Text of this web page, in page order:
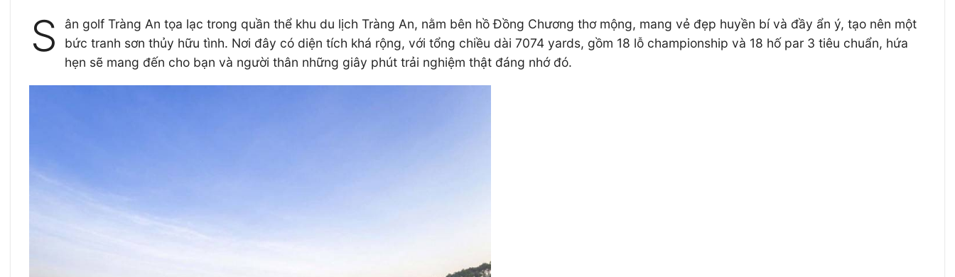
S
ân golf Tràng An tọa lạc trong quần thể khu du lịch Tràng An, nằm bên hồ Đồng Chương thơ mộng, mang vẻ đẹp huyền bí và đầy ẩn ý, tạo nên một
bức tranh sơn thủy hữu tình. Nơi đây có diện tích khá rộng, với tổng chiều dài 7074 yards, gồm 18 lỗ championship và 18 hố par 3 tiêu chuẩn, hứa
hẹn sẽ mang đến cho bạn và người thân những giây phút trải nghiệm thật đáng nhớ đó.